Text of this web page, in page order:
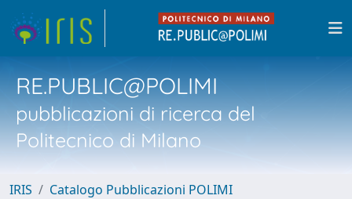
RE.PUBLIC@POLIMI
pubblicazioni di ricerca del
Politecnico di Milano
IRIS
Catalogo Pubblicazioni POLIMI